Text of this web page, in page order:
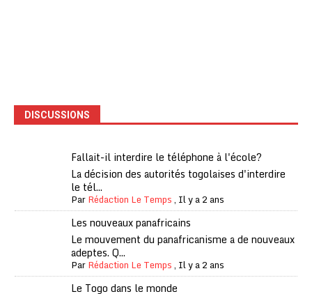
DISCUSSIONS
Fallait-il interdire le téléphone à l'école?
La décision des autorités togolaises d'interdire
le tél...
ParRédaction Le Temps, Il y a 2 ans
Les nouveaux panafricains
Le mouvement du panafricanisme a de nouveaux
adeptes. Q...
ParRédaction Le Temps, Il y a 2 ans
Le Togo dans le monde